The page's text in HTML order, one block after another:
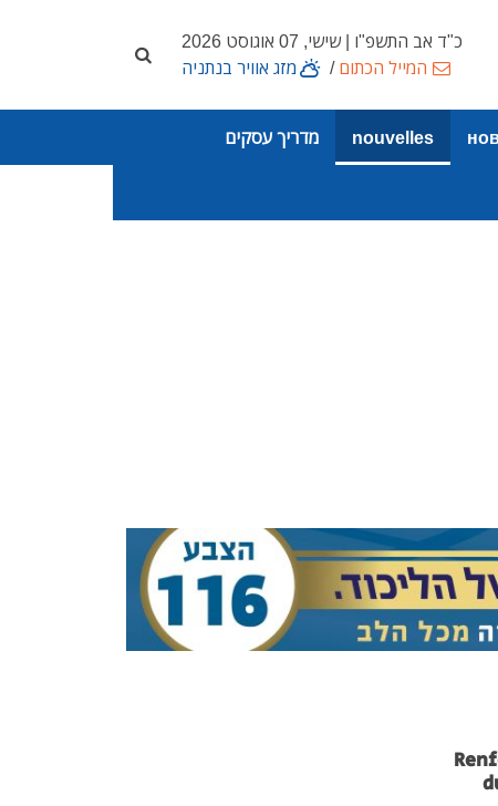
כ"ד אב התשפ"ו | שישי, 07 אוגוסט 2026
המייל הכתום/ מזג אוויר בנתניה
nouvelles מדריך עסקים